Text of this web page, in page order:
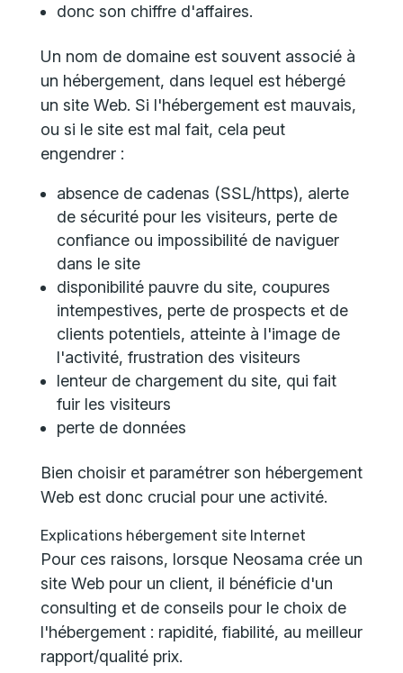
donc son chiffre d'affaires.
Un nom de domaine est souvent associé à
un hébergement, dans lequel est hébergé
un site Web. Si l'hébergement est mauvais,
ou si le site est mal fait, cela peut
engendrer :
absence de cadenas (SSL/https), alerte
de sécurité pour les visiteurs, perte de
confiance ou impossibilité de naviguer
dans le site
disponibilité pauvre du site, coupures
intempestives, perte de prospects et de
clients potentiels, atteinte à l'image de
l'activité, frustration des visiteurs
lenteur de chargement du site, qui fait
fuir les visiteurs
perte de données
Bien choisir et paramétrer son hébergement
Web est donc crucial pour une activité.
Explications hébergement site Internet
Pour ces raisons, lorsque Neosama crée un
site Web pour un client, il bénéficie d'un
consulting et de conseils pour le choix de
l'hébergement : rapidité, fiabilité, au meilleur
rapport/qualité prix.